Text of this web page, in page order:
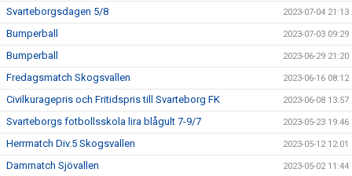
Svarteborgsdagen 5/8 2023-07-04 21:13
Bumperball 2023-07-03 09:29
Bumperball 2023-06-29 21:20
Fredagsmatch Skogsvallen 2023-06-16 08:12
Civilkuragepris och Fritidspris till Svarteborg FK 2023-06-08 13:57
Svarteborgs fotbollsskola lira blågult 7-9/7 2023-05-23 19:46
Herrmatch Div.5 Skogsvallen 2023-05-12 12:01
Dammatch Sjövallen 2023-05-02 11:44